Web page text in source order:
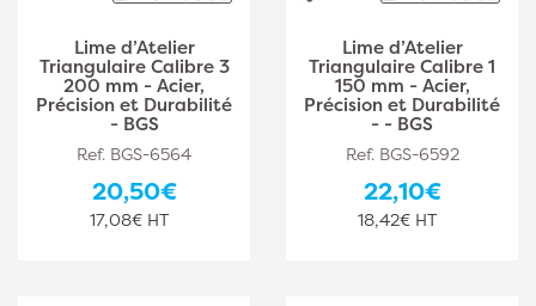
Lime d’Atelier
Triangulaire Calibre 3
200 mm - Acier,
Précision et Durabilité
- BGS
Ref. BGS-6564
20,50€
17,08€ HT
Lime d’Atelier
Triangulaire Calibre 1
150 mm - Acier,
Précision et Durabilité
- - BGS
Ref. BGS-6592
22,10€
18,42€ HT